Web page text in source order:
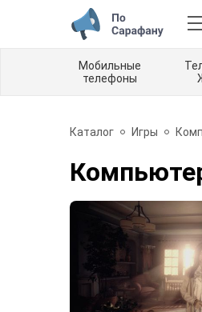
Мобильные
телефоны
Каталог Игры